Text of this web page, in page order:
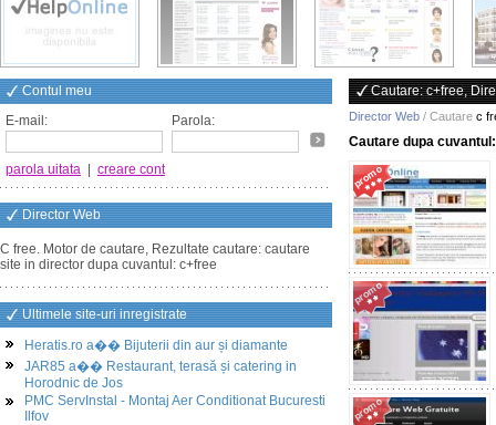
Contul meu
E-mail:
Parola:
parola uitata creare cont
Director Web
C free. Motor de cautare, Rezultate cautare: cautare
site in director dupa cuvantul: c+free
Ultimele site-uri inregistrate
Heratis.ro a�� Bijuterii din aur și diamante
JAR85 a�� Restaurant, terasă și catering in
Horodnic de Jos
PMC ServInstal - Montaj Aer Conditionat Bucuresti
Ilfov
Cautare: c+free,
Director Web / Cautare c
Cautare dupa